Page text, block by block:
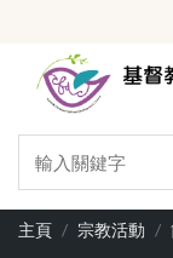
主頁 宗教活動